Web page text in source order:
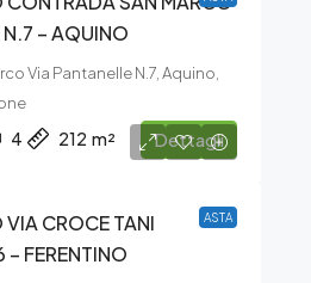
N.7 – AQUINO
Via Pantanelle N.7, Aquino,
4 212 m² Dettagli
ASTA
CROCE TANI
FERENTINO